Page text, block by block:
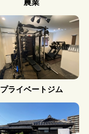
農業
プライベートジム